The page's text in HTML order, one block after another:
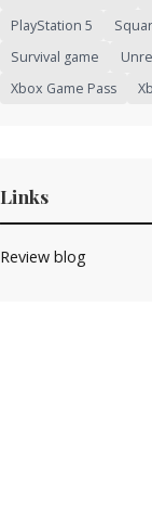
PlayStation 5
Survival game
Xbox Game Pass
Links
Review blog